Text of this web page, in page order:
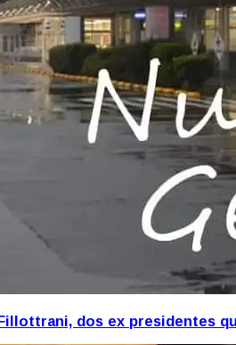
dos ex presidentes